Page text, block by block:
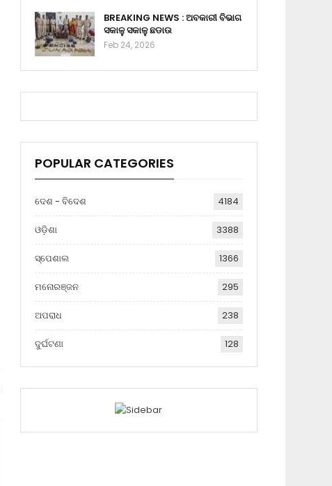
BREAKING NEWS : ଅବକାରୀ ବିଭାଗ
ସକାଳୁ ସକାଳୁ ଛଡାଉ
Feb 24, 2026
POPULAR CATEGORIES
ଦେଶ - ବିଦେଶ 4184
ଓଡ଼ିଶା 3388
ସ୍ପେଶାଲ 1366
ମନୋରଞ୍ଜନ 295
ଅପରାଧ 238
ଦୁର୍ଘଟଣା 128